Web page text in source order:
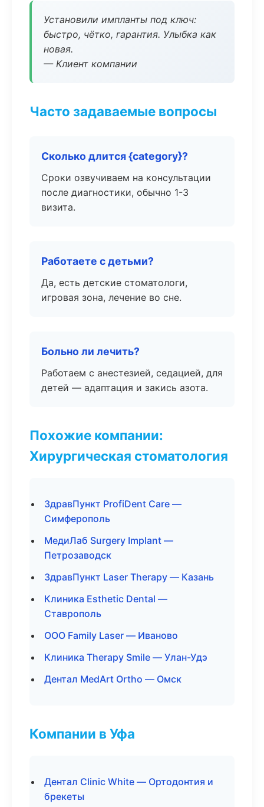
Установили импланты под ключ:
быстро, чётко, гарантия. Улыбка как
новая.
— Клиент компании
Часто задаваемые вопросы
Сколько длится {category}?
Сроки озвучиваем на консультации
после диагностики, обычно 1-3
визита.
Работаете с детьми?
Да, есть детские стоматологи,
игровая зона, лечение во сне.
Больно ли лечить?
Работаем с анестезией, седацией, для
детей — адаптация и закись азота.
Похожие компании:
Хирургическая стоматология
ЗдравПункт ProfiDent Care —
Симферополь
МедиЛаб Surgery Implant —
Петрозаводск
ЗдравПункт Laser Therapy — Казань
Клиника Esthetic Dental —
Ставрополь
ООО Family Laser — Иваново
Клиника Therapy Smile — Улан-Удэ
Дентал MedArt Ortho — Омск
Компании в Уфа
Дентал Clinic White — Ортодонтия и
брекеты